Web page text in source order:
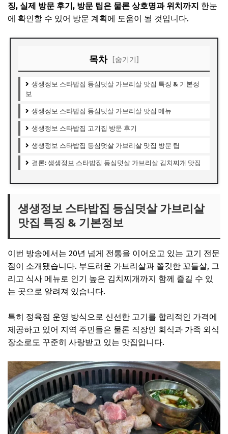
징, 실제 방문 후기, 방문 팁은 물론 상호명과 위치까지 한눈
에 확인할 수 있어 방문 계획에 도움이 될 것입니다.
목차 [숨기기]
생생정보 스타밥집 등심덧살 가브리살 맛집 특징 & 기본정
보
생생정보 스타밥집 등심덧살 가브리살 맛집 메뉴
생생정보 스타밥집 고기집 방문 후기
생생정보 스타밥집 등심덧살 가브리살 맛집 방문 팁
결론: 생생정보 스타밥집 등심덧살 가브리살 김치찌개 맛집
생생정보 스타밥집 등심덧살 가브리살
맛집 특징 & 기본정보
이번 방송에서는 20년 넘게 전통을 이어오고 있는 고기 전문
점이 소개됐습니다. 부드러운 가브리살과 쫄깃한 꼬들살, 그
리고 식사 메뉴로 인기 높은 김치찌개까지 함께 즐길 수 있
는 곳으로 알려져 있습니다.
특히 정육점 운영 방식으로 신선한 고기를 합리적인 가격에
제공하고 있어 지역 주민들은 물론 직장인 회식과 가족 외식
장소로도 꾸준히 사랑받고 있는 맛집입니다.